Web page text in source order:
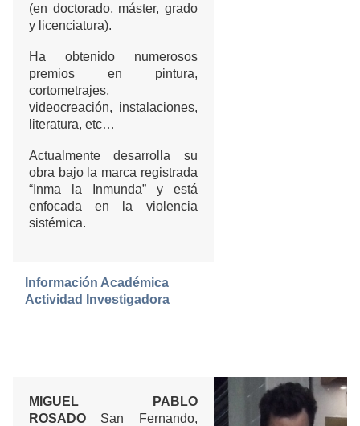
(en doctorado, máster, grado
y licenciatura).
Ha obtenido numerosos
premios en pintura,
cortometrajes,
videocreación, instalaciones,
literatura, etc…
Actualmente desarrolla su
obra bajo la marca registrada
“Inma la Inmunda” y está
enfocada en la violencia
sistémica.
Información Académica
Actividad Investigadora
MIGUEL PABLO
ROSADO San Fernando,